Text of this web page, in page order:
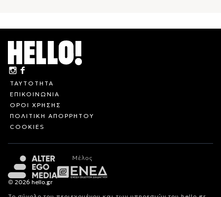
ΤΑΥΤΟΤΗΤΑ
ΕΠΙΚΟΙΝΩΝΙΑ
ΟΡΟΙ ΧΡΗΣΗΣ
ΠΟΛΙΤΙΚΗ ΑΠΟΡΡΗΤΟΥ
COOKIES
© 2026 hello.gr